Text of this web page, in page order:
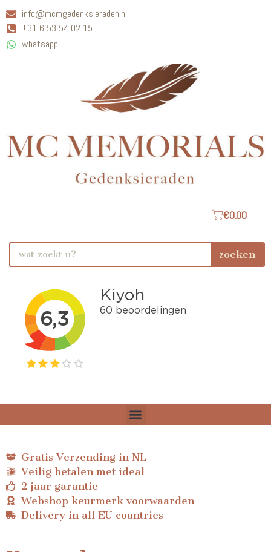
info@mcmgedenksieraden.nl
+31 6 53 54 02 15
whatsapp
€0.00
zoeken
Gratis Verzending in NL
Veilig betalen met ideal
2 jaar garantie
Webshop keurmerk voorwaarden
Delivery in all EU countries